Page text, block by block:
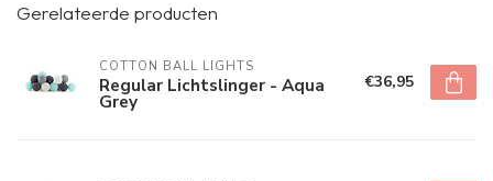
Gerelateerde producten
COTTON BALL LIGHTS
Regular Lichtslinger - Aqua
Grey
€36,95